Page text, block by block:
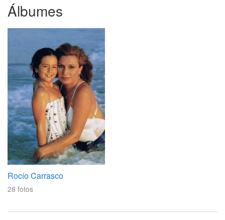
Álbumes
Rocío Carrasco
28 fotos